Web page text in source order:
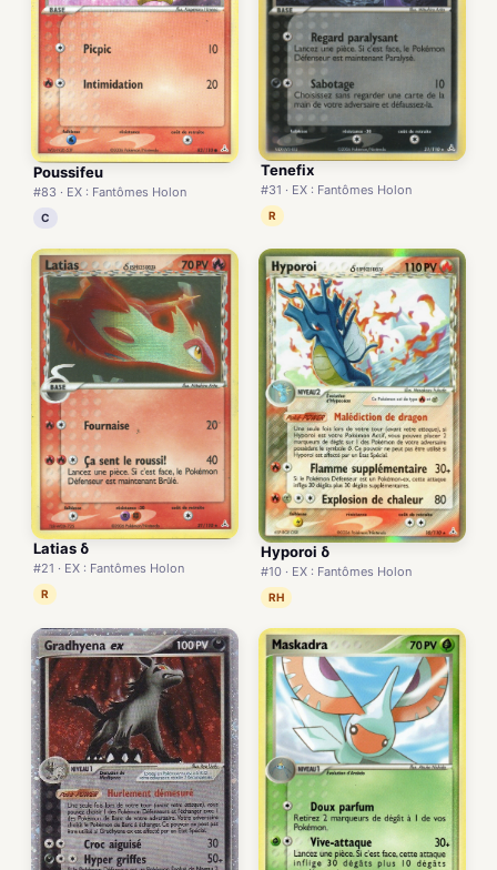
Poussifeu
#83 · EX : Fantômes Holon
C
Tenefix
#31 · EX : Fantômes Holon
R
Latias δ
#21 · EX : Fantômes Holon
R
Hyporoi δ
#10 · EX : Fantômes Holon
RH